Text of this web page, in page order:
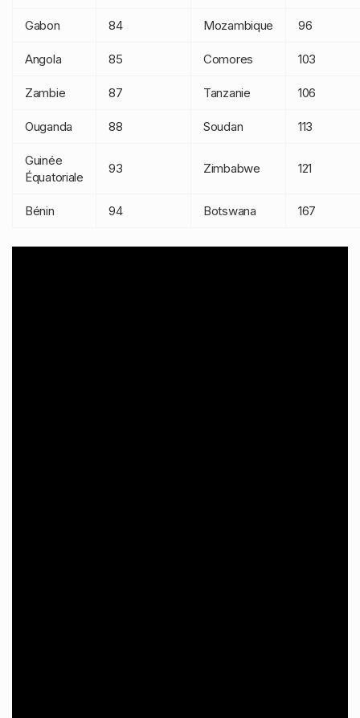
Gabon 84 Mozambique 96
Angola 85 Comores 103
Zambie 87 Tanzanie 106
Ouganda 88 Soudan 113
Guinée
Équatoriale
93 Zimbabwe 121
Bénin 94 Botswana 167